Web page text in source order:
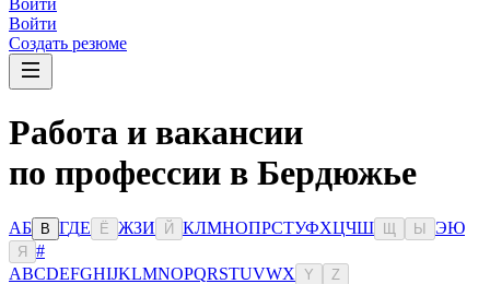
Войти
Войти
Создать резюме
Работа и вакансии
по профессии в Бердюжье
АБ В ГДЕ Ё ЖЗИ Й КЛМНОПРСТУФХЦЧШ Ы ЭЮ
Я
#
ABCDEFGHIJKLMNOPQRSTUVWX Y Z